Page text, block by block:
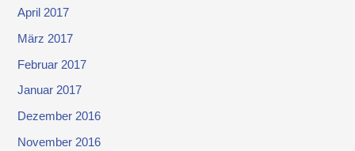
April 2017
März 2017
Februar 2017
Januar 2017
Dezember 2016
November 2016